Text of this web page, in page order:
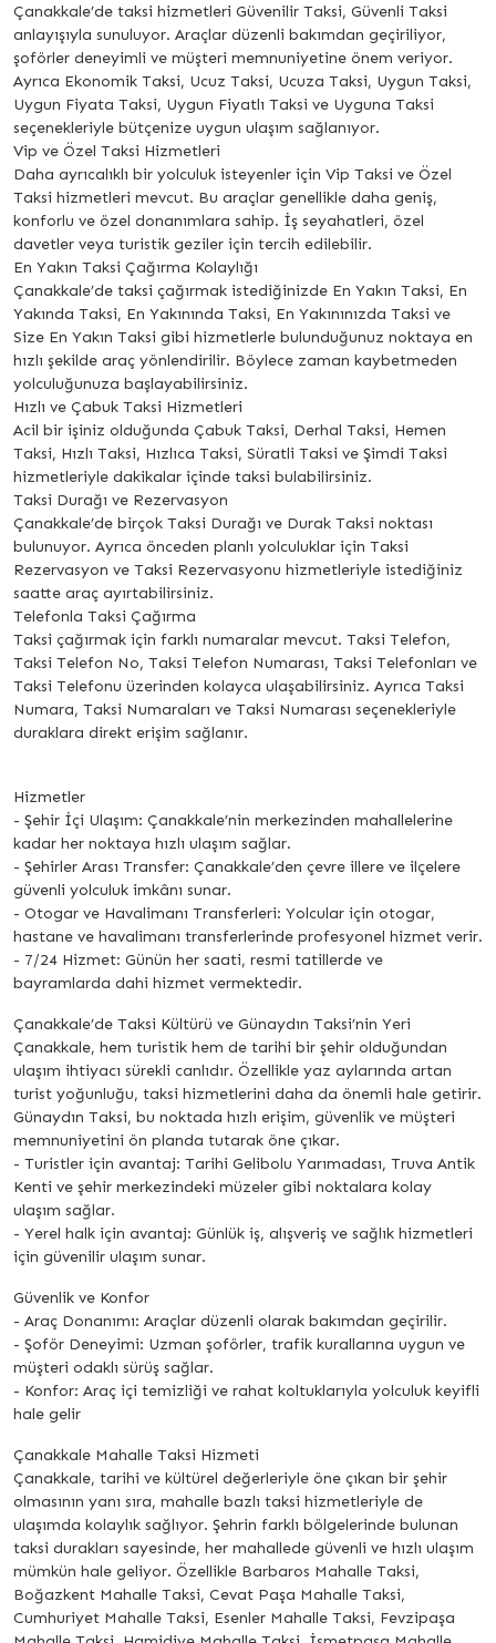
Çanakkale’de taksi hizmetleri Güvenilir Taksi, Güvenli Taksi
anlayışıyla sunuluyor. Araçlar düzenli bakımdan geçiriliyor,
şoförler deneyimli ve müşteri memnuniyetine önem veriyor.
Ayrıca Ekonomik Taksi, Ucuz Taksi, Ucuza Taksi, Uygun Taksi,
Uygun Fiyata Taksi, Uygun Fiyatlı Taksi ve Uyguna Taksi
seçenekleriyle bütçenize uygun ulaşım sağlanıyor.
Vip ve Özel Taksi Hizmetleri
Daha ayrıcalıklı bir yolculuk isteyenler için Vip Taksi ve Özel
Taksi hizmetleri mevcut. Bu araçlar genellikle daha geniş,
konforlu ve özel donanımlara sahip. İş seyahatleri, özel
davetler veya turistik geziler için tercih edilebilir.
En Yakın Taksi Çağırma Kolaylığı
Çanakkale’de taksi çağırmak istediğinizde En Yakın Taksi, En
Yakında Taksi, En Yakınında Taksi, En Yakınınızda Taksi ve
Size En Yakın Taksi gibi hizmetlerle bulunduğunuz noktaya en
hızlı şekilde araç yönlendirilir. Böylece zaman kaybetmeden
yolculuğunuza başlayabilirsiniz.
Hızlı ve Çabuk Taksi Hizmetleri
Acil bir işiniz olduğunda Çabuk Taksi, Derhal Taksi, Hemen
Taksi, Hızlı Taksi, Hızlıca Taksi, Süratli Taksi ve Şimdi Taksi
hizmetleriyle dakikalar içinde taksi bulabilirsiniz.
Taksi Durağı ve Rezervasyon
Çanakkale’de birçok Taksi Durağı ve Durak Taksi noktası
bulunuyor. Ayrıca önceden planlı yolculuklar için Taksi
Rezervasyon ve Taksi Rezervasyonu hizmetleriyle istediğiniz
saatte araç ayırtabilirsiniz.
Telefonla Taksi Çağırma
Taksi çağırmak için farklı numaralar mevcut. Taksi Telefon,
Taksi Telefon No, Taksi Telefon Numarası, Taksi Telefonları ve
Taksi Telefonu üzerinden kolayca ulaşabilirsiniz. Ayrıca Taksi
Numara, Taksi Numaraları ve Taksi Numarası seçenekleriyle
duraklara direkt erişim sağlanır.
Hizmetler
- Şehir İçi Ulaşım: Çanakkale’nin merkezinden mahallelerine
kadar her noktaya hızlı ulaşım sağlar.
- Şehirler Arası Transfer: Çanakkale’den çevre illere ve ilçelere
güvenli yolculuk imkânı sunar.
- Otogar ve Havalimanı Transferleri: Yolcular için otogar,
hastane ve havalimanı transferlerinde profesyonel hizmet verir.
- 7/24 Hizmet: Günün her saati, resmi tatillerde ve
bayramlarda dahi hizmet vermektedir.
Çanakkale’de Taksi Kültürü ve Günaydın Taksi’nin Yeri
Çanakkale, hem turistik hem de tarihi bir şehir olduğundan
ulaşım ihtiyacı sürekli canlıdır. Özellikle yaz aylarında artan
turist yoğunluğu, taksi hizmetlerini daha da önemli hale getirir.
Günaydın Taksi, bu noktada hızlı erişim, güvenlik ve müşteri
memnuniyetini ön planda tutarak öne çıkar.
- Turistler için avantaj: Tarihi Gelibolu Yarımadası, Truva Antik
Kenti ve şehir merkezindeki müzeler gibi noktalara kolay
ulaşım sağlar.
- Yerel halk için avantaj: Günlük iş, alışveriş ve sağlık hizmetleri
için güvenilir ulaşım sunar.
Güvenlik ve Konfor
- Araç Donanımı: Araçlar düzenli olarak bakımdan geçirilir.
- Şoför Deneyimi: Uzman şoförler, trafik kurallarına uygun ve
müşteri odaklı sürüş sağlar.
- Konfor: Araç içi temizliği ve rahat koltuklarıyla yolculuk keyifli
hale gelir
Çanakkale Mahalle Taksi Hizmeti
Çanakkale, tarihi ve kültürel değerleriyle öne çıkan bir şehir
olmasının yanı sıra, mahalle bazlı taksi hizmetleriyle de
ulaşımda kolaylık sağlıyor. Şehrin farklı bölgelerinde bulunan
taksi durakları sayesinde, her mahallede güvenli ve hızlı ulaşım
mümkün hale geliyor. Özellikle Barbaros Mahalle Taksi,
Boğazkent Mahalle Taksi, Cevat Paşa Mahalle Taksi,
Cumhuriyet Mahalle Taksi, Esenler Mahalle Taksi, Fevzipaşa